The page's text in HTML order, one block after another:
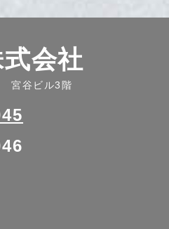
会社
宮谷ビル3階